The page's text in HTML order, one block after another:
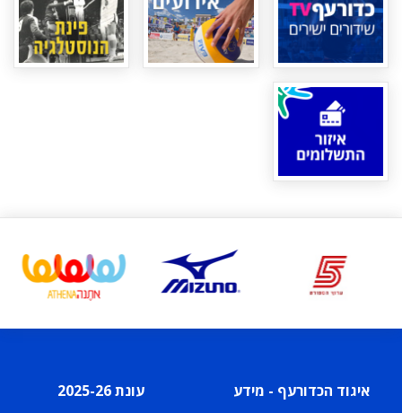
איגוד הכדורעף - מידע עונת 2025-26